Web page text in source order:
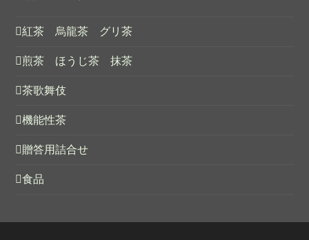
紅茶 烏龍茶 グリ茶
煎茶 ほうじ茶 抹茶
茶歌舞伎
機能性茶
贈答用詰合せ
食品